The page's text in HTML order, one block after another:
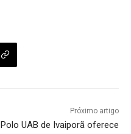
Próximo artigo
Polo UAB de Ivaiporã oferece